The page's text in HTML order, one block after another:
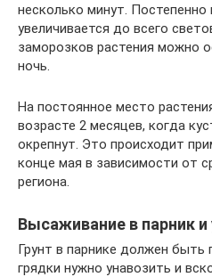
несколько минут.
увеличивается до всего
заморозков растения можно
ночь.
На постоянное место
возрасте 2 месяцев, когда
окрепнут. Это происходит
конце мая в зависимости от
региона.
Высаживание в парник и
Грунт в парнике должен быть
грядки нужно унавозить и